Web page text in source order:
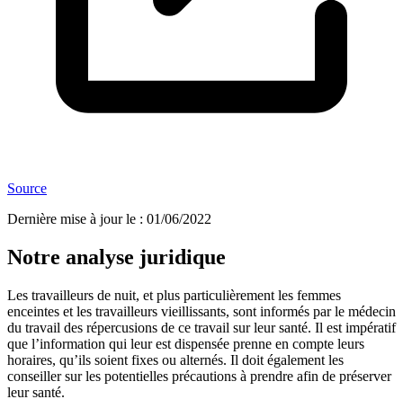
Source
Dernière mise à jour le : 01/06/2022
Notre analyse juridique
Les travailleurs de nuit, et plus particulièrement les femmes
enceintes et les travailleurs vieillissants, sont informés par le médecin
du travail des répercusions de ce travail sur leur santé. Il est impératif
que l’information qui leur est dispensée prenne en compte leurs
horaires, qu’ils soient fixes ou alternés. Il doit également les
conseiller sur les potentielles précautions à prendre afin de préserver
leur santé.